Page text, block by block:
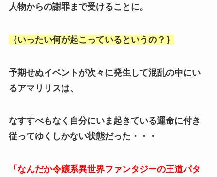
人物からの謝罪まで受けることに。
｛いったい何が起こっているというの？｝
予期せぬイベントが次々に発生して混乱の中にい
るアマリリスは、
なすすべもなく自分にいま起きている運命に付き
従ってゆくしかない状態だった・・・
「なんだか令嬢系異世界ファンタジーの王道パタ